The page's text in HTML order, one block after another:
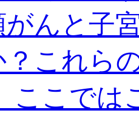
がんと子
これら
ここでは